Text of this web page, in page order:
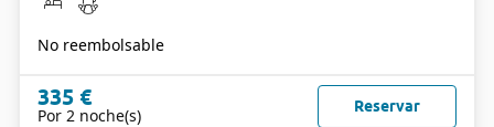
No reembolsable
335 €
Por 2 noche(s) Reservar